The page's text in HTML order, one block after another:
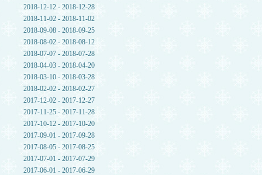
2018-12-12 - 2018-12-28
2018-11-02 - 2018-11-02
2018-09-08 - 2018-09-25
2018-08-02 - 2018-08-12
2018-07-07 - 2018-07-28
2018-04-03 - 2018-04-20
2018-03-10 - 2018-03-28
2018-02-02 - 2018-02-27
2017-12-02 - 2017-12-27
2017-11-25 - 2017-11-28
2017-10-12 - 2017-10-20
2017-09-01 - 2017-09-28
2017-08-05 - 2017-08-25
2017-07-01 - 2017-07-29
2017-06-01 - 2017-06-29